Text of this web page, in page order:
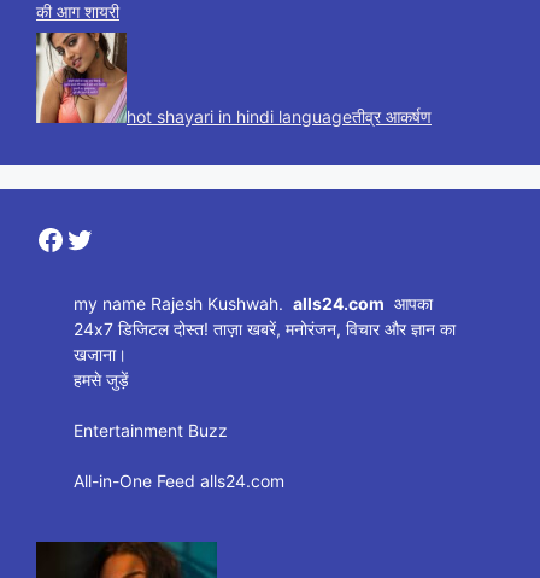
की आग शायरी
hot shayari in hindi languageतीव्र आकर्षण
Facebook
Twitter
my name Rajesh Kushwah.alls24.com आपका
24x7 डिजिटल दोस्त! ताज़ा खबरें, मनोरंजन, विचार और ज्ञान का
खजाना।
हमसे जुड़ें
Entertainment Buzz
All-in-One Feed alls24.com